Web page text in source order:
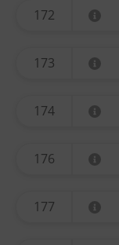
172
173
174
176
177